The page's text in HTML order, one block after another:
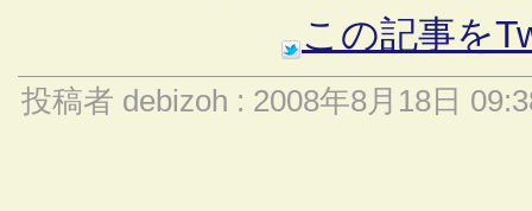
この記事を
投稿者 debizoh : 2008年8月18日